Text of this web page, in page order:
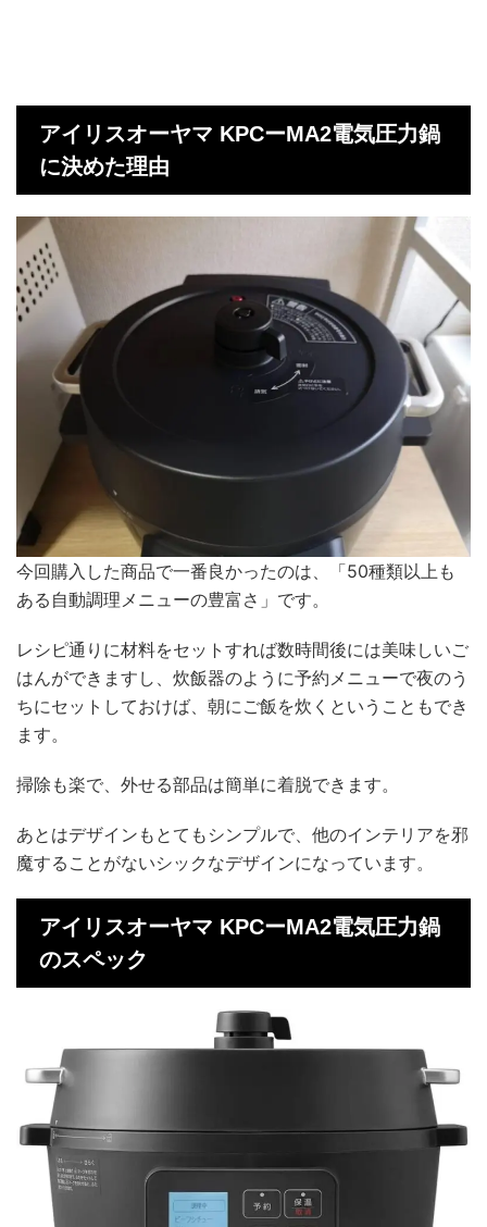
アイリスオーヤマ KPCーMA2電気圧力鍋
に決めた理由
今回購入した商品で一番良かったのは、「50種類以上も
ある自動調理メニューの豊富さ」です。
レシピ通りに材料をセットすれば数時間後には美味しいご
はんができますし、炊飯器のように予約メニューで夜のう
ちにセットしておけば、朝にご飯を炊くということもでき
ます。
掃除も楽で、外せる部品は簡単に着脱できます。
あとはデザインもとてもシンプルで、他のインテリアを邪
魔することがないシックなデザインになっています。
アイリスオーヤマ KPCーMA2電気圧力鍋
のスペック